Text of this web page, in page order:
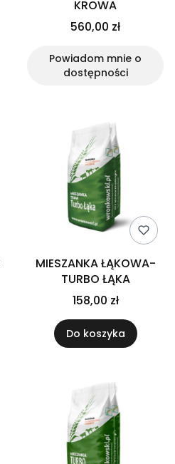
KROWA
560,00 zł
Powiadom mnie o
dostępności
MIESZANKA ŁĄKOWA-
TURBO ŁĄKA
158,00 zł
Do koszyka